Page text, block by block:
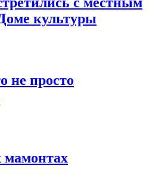
культуры
не просто